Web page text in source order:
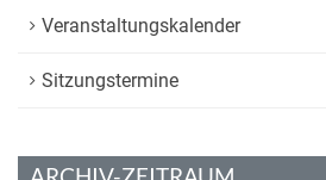
Veranstaltungskalender
Sitzungstermine